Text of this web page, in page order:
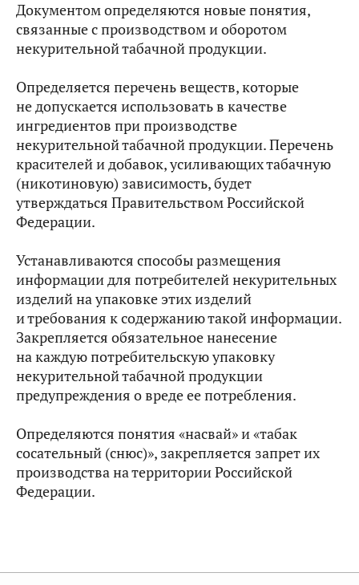
Документом определяются новые понятия,
связанные с производством и оборотом
некурительной табачной продукции.
Определяется перечень веществ, которые
не допускается использовать в качестве
ингредиентов при производстве
некурительной табачной продукции. Перечень
красителей и добавок, усиливающих табачную
(никотиновую) зависимость, будет
утверждаться Правительством Российской
Федерации.
Устанавливаются способы размещения
информации для потребителей некурительных
изделий на упаковке этих изделий
и требования к содержанию такой информации.
Закрепляется обязательное нанесение
на каждую потребительскую упаковку
некурительной табачной продукции
предупреждения о вреде ее потребления.
Определяются понятия «насвай» и «табак
сосательный (снюс)», закрепляется запрет их
производства на территории Российской
Федерации.